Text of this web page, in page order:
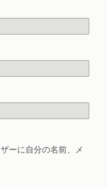
ーに自分の名前、メ